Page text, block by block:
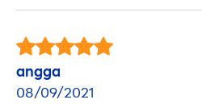
angga
08/09/2021